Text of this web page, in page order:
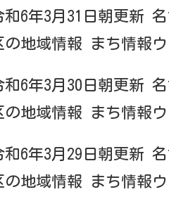
和6年3月31日朝更新
の地域情報 まち情報
和6年3月30日朝更新
の地域情報 まち情報
和6年3月29日朝更新
の地域情報 まち情報